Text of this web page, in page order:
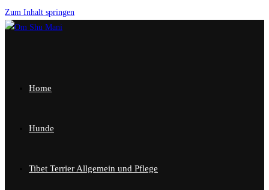
Zum Inhalt springen
Home
Hunde
Tibet Terrier Allgemein und Pflege